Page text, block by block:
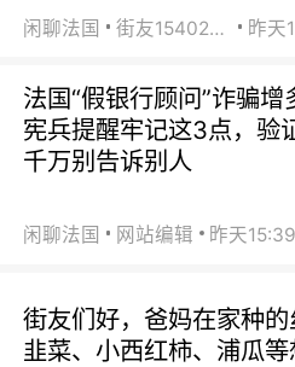
闲聊法国 街友15402223 昨天
法国“假银行顾问”诈骗增
宪兵提醒牢记这3点，验
千万别告诉别人
闲聊法国 网站编辑 昨天15:39
街友们好，爸妈在家种的
韭菜、小西红柿、浦瓜